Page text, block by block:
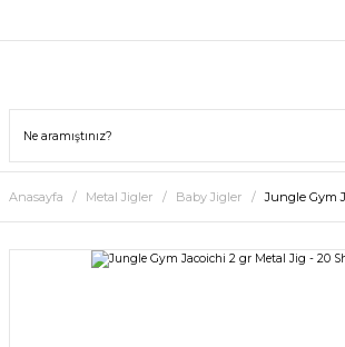
Anasayfa Metal Jigler Baby Jigler Jungle Gym